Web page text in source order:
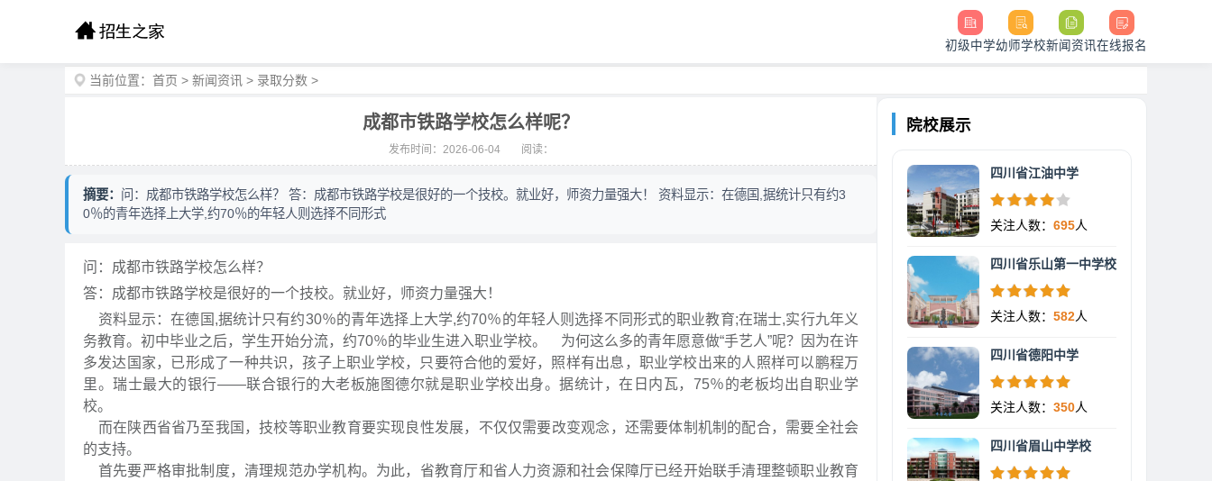
初级中学幼师学校新闻资讯在线报名
当前位置： 首页 > 新闻资讯 > 录取分数 >
成都市铁路学校怎么样呢？
发布时间：2026-06-04 阅读：
摘要： 问：成都市铁路学校怎么样？ 答：成都市铁路学校是很好的一个技校。就业好，师资力量强大！ 资料显示：在德国,据统计只有约3
0％的青年选择上大学,约70％的年轻人则选择不同形式
问：成都市铁路学校怎么样？
答：成都市铁路学校是很好的一个技校。就业好，师资力量强大！
资料显示：在德国,据统计只有约30％的青年选择上大学,约70％的年轻人则选择不同形式的职业教育;在瑞士,实行九年义
务教育。初中毕业之后，学生开始分流，约70％的毕业生进入职业学校。 为何这么多的青年愿意做“手艺人”呢？因为在许
多发达国家，已形成了一种共识，孩子上职业学校，只要符合他的爱好，照样有出息，职业学校出来的人照样可以鹏程万
里。瑞士最大的银行——联合银行的大老板施图德尔就是职业学校出身。据统计，在日内瓦，75％的老板均出自职业学
校。
而在陕西省省乃至我国，技校等职业教育要实现良性发展，不仅仅需要改变观念，还需要体制机制的配合，需要全社会
的支持。
首先要严格审批制度，清理规范办学机构。为此，省教育厅和省人力资源和社会保障厅已经开始联手清理整顿职业教育
院校展示
四川省江油中学
关注人数： 695人
四川省乐山第一中学校
关注人数： 582人
四川省德阳中学
关注人数： 350人
四川省眉山中学校